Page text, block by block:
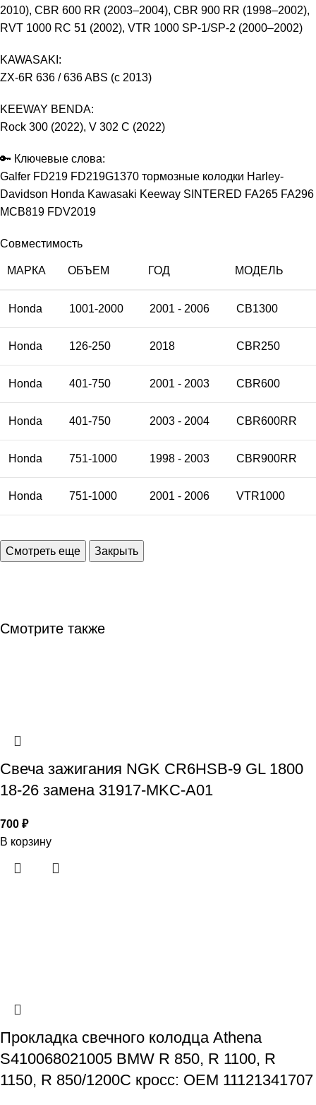
2010), CBR 600 RR (2003–2004), CBR 900 RR (1998–2002),
RVT 1000 RC 51 (2002), VTR 1000 SP-1/SP-2 (2000–2002)
KAWASAKI:
ZX-6R 636 / 636 ABS (с 2013)
KEEWAY BENDA:
Rock 300 (2022), V 302 C (2022)
🔑 Ключевые слова:
Galfer FD219 FD219G1370 тормозные колодки Harley-
Davidson Honda Kawasaki Keeway SINTERED FA265 FA296
MCB819 FDV2019
Совместимость
МАРКА ОБЪЕМ ГОД МОДЕЛЬ
Honda 1001-2000 2001 - 2006 CB1300
Honda 126-250 2018 CBR250
Honda 401-750 2001 - 2003 CBR600
Honda 401-750 2003 - 2004 CBR600RR
Honda 751-1000 1998 - 2003 CBR900RR
Honda 751-1000 2001 - 2006 VTR1000
Смотрите также
Свеча зажигания NGK CR6HSB-9 GL 1800
18-26 замена 31917-MKC-A01
700 ₽
В корзину
Прокладка свечного колодца Athena
S410068021005 BMW R 850, R 1100, R
1150, R 850/1200C кросс: OEM 11121341707